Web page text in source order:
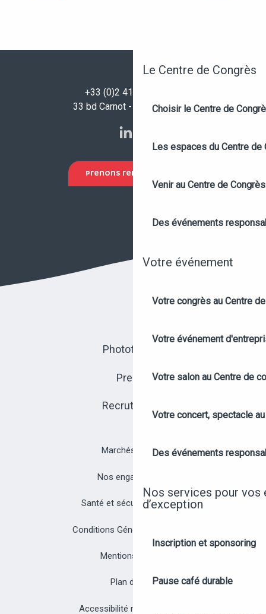
Le Centre de Congrès
Choisir le Centre de
Les espaces du Centre de
Venir au Centre de Congrès
Des événements
Votre événement
Votre congrès au Centre
Votre événement
Votre salon au Centre de
Votre concert, spectacle
Des événements
Nos services pour vos
d’exception
Inscription et sponsoring
Pause café durable
+33 (0)2 41 96 32 32
33 bd Carnot - 49100 Angers
PRENONS RENDEZ-VOUS !
Photothèque
Presse
Recrutement
Marchés publics
Nos engagements
Santé et sécurité à Angers
Conditions Générales de Vente
Mentions légales
Plan du site
Accessibilité non conforme